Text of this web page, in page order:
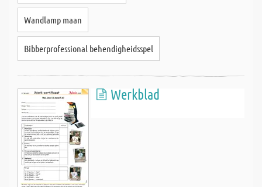
Wandlamp maan
Bibberprofessional behendigheidsspel
Werkblad